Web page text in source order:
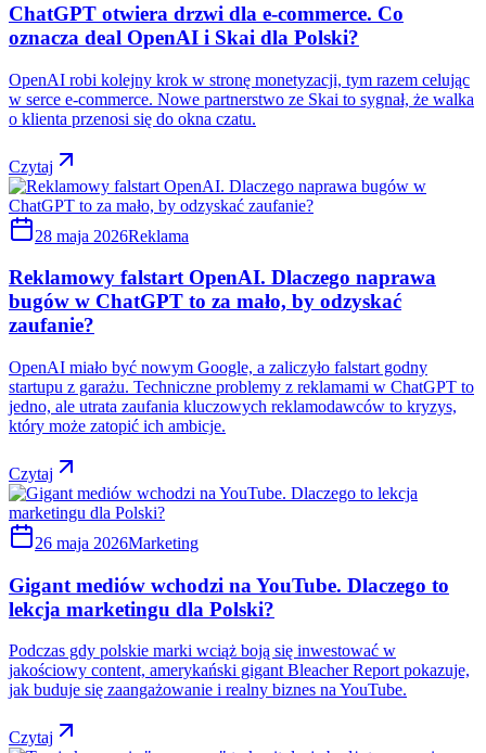
ChatGPT otwiera drzwi dla e-commerce. Co
oznacza deal OpenAI i Skai dla Polski?
OpenAI robi kolejny krok w stronę monetyzacji, tym razem celując
w serce e-commerce. Nowe partnerstwo ze Skai to sygnał, że walka
o klienta przenosi się do okna czatu.
Czytaj
28 maja 2026Reklama
Reklamowy falstart OpenAI. Dlaczego naprawa
bugów w ChatGPT to za mało, by odzyskać
zaufanie?
OpenAI miało być nowym Google, a zaliczyło falstart godny
startupu z garażu. Techniczne problemy z reklamami w ChatGPT to
jedno, ale utrata zaufania kluczowych reklamodawców to kryzys,
który może zatopić ich ambicje.
Czytaj
26 maja 2026Marketing
Gigant mediów wchodzi na YouTube. Dlaczego to
lekcja marketingu dla Polski?
Podczas gdy polskie marki wciąż boją się inwestować w
jakościowy content, amerykański gigant Bleacher Report pokazuje,
jak buduje się zaangażowanie i realny biznes na YouTube.
Czytaj